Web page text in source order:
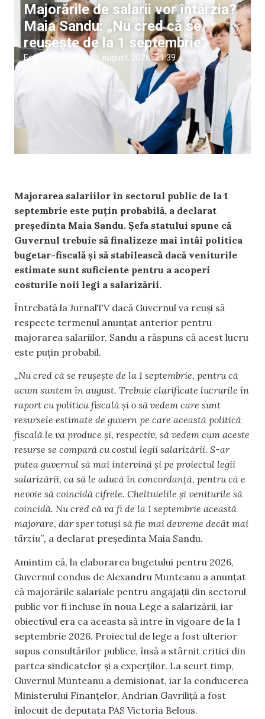
Majorările de salarii vor întârzia?
Maia Sandu: „Nu cred că se
reușește de la 1 septembrie”
Ecaterina Arvintii 6 august, 2026 21:39
Majorarea salariilor în sectorul public de la 1
septembrie este puțin probabilă, a declarat
președinta Maia Sandu. Șefa statului spune că
Guvernul trebuie să finalizeze mai întâi politica
bugetar-fiscală și să stabilească dacă veniturile
estimate sunt suficiente pentru a acoperi
costurile noii legi a salarizării.
Întrebată la JurnalTV dacă Guvernul va reuși să
respecte termenul anunțat anterior pentru
majorarea salariilor, Sandu a răspuns că acest lucru
este puțin probabil.
„Nu cred că se reușește de la 1 septembrie, pentru că
acum suntem în august. Trebuie clarificate lucrurile în
raport cu politica fiscală și o să vedem care sunt
resursele estimate de guvern pe care această politică
fiscală le va produce și, respectiv, să vedem cum aceste
resurse se compară cu costul legii salarizării. S-ar
putea guvernul să mai intervină și pe proiectul legii
salarizării, ca să le aducă în concordanță, pentru că e
nevoie să coincidă cifrele. Cheltuielile și veniturile să
coincidă. Nu cred că va fi de la 1 septembrie această
majorare, dar sper totuși să fie mai devreme decât mai
târziu”, a declarat președinta Maia Sandu.
Amintim că, la elaborarea bugetului pentru 2026,
Guvernul condus de Alexandru Munteanu a anunțat
că majorările salariale pentru angajații din sectorul
public vor fi incluse în noua Lege a salarizării, iar
obiectivul era ca aceasta să intre în vigoare de la 1
septembrie 2026. Proiectul de lege a fost ulterior
supus consultărilor publice, însă a stârnit critici din
partea sindicatelor și a experților. La scurt timp,
Guvernul Munteanu a demisionat, iar la conducerea
Ministerului Finanțelor, Andrian Gavriliță a fost
înlocuit de deputata PAS Victoria Belous.